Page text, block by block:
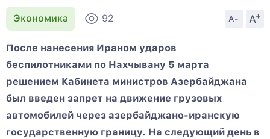
Экономика 92 A- A
+
После нанесения Ираном ударов
беспилотниками по Нахчывану 5 марта
решением Кабинета министров Азербайджана
был введен запрет на движение грузовых
автомобилей через азербайджано-иранскую
государственную границу. На следующий день в